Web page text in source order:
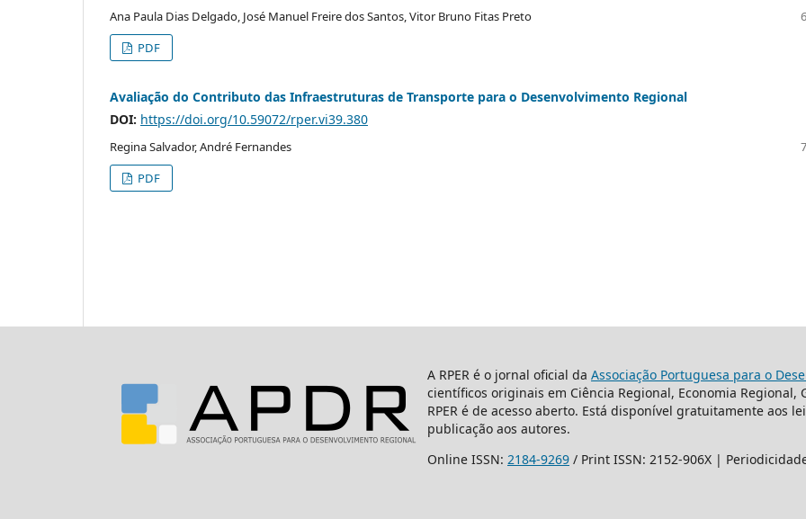
Ana Paula Dias Delgado, José Manuel Freire dos Santos, Vitor Bruno Fitas Preto
PDF
Avaliação do Contributo das Infraestruturas de Transporte para o Desenvolvimento Regional
DOI: https://doi.org/10.59072/rper.vi39.380
Regina Salvador, André Fernandes
PDF
A RPER é o jornal oficial da Associação Portuguesa para o
científicos originais em Ciência Regional, Economia Regional,
RPER é de acesso aberto. Está disponível gratuitamente aos
publicação aos autores.
Online ISSN: 2184-9269 / Print ISSN: 2152-906X |